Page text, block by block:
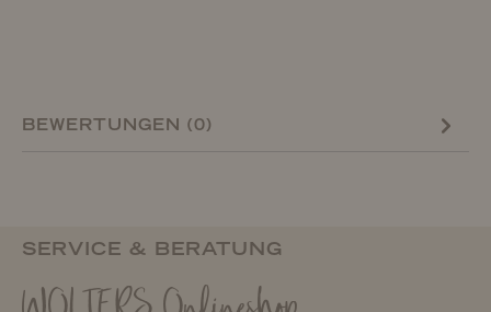
BEWERTUNGEN (0)
SERVICE & BERATUNG